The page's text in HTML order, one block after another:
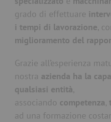
grado di effettuare
i tempi di lavorazione,
miglioramento del
Grazie all’esperienza
nostra azienda ha la
qualsiasi entità,
associando competenza,
ad una formazione